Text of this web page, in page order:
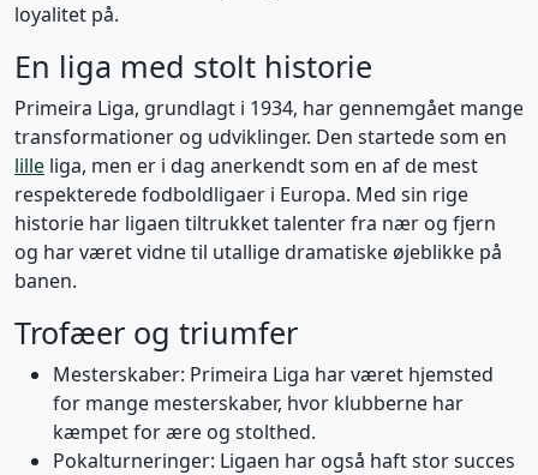
loyalitet på.
En liga med stolt historie
Primeira Liga, grundlagt i 1934, har gennemgået mange
transformationer og udviklinger. Den startede som en
lille liga, men er i dag anerkendt som en af de mest
respekterede fodboldligaer i Europa. Med sin rige
historie har ligaen tiltrukket talenter fra nær og fjern
og har været vidne til utallige dramatiske øjeblikke på
banen.
Trofæer og triumfer
Mesterskaber: Primeira Liga har været hjemsted
for mange mesterskaber, hvor klubberne har
kæmpet for ære og stolthed.
Pokalturneringer: Ligaen har også haft stor succes